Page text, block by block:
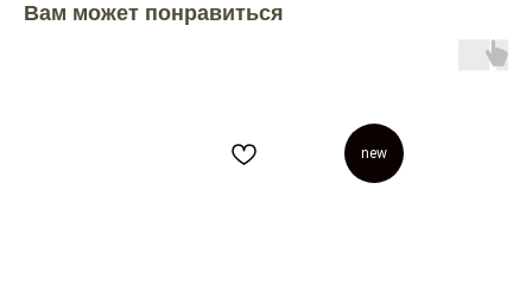
Вам может понравиться
new